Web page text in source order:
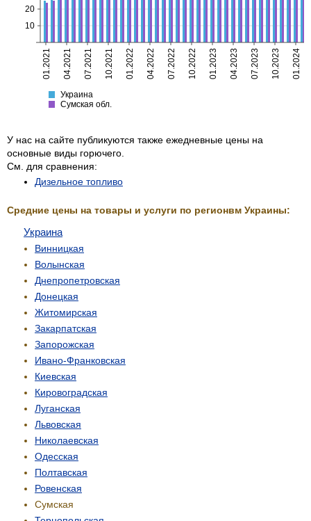
Украина
Сумская
01.2021 04.2021 07.2021 10.2021 01.2022 04.2022 07.2022 10.2022 01.2023 04.2023 07.2023 10.2023 01.2024
10
20
Украина
Сумская обл.
У нас на сайте публикуются также ежедневные цены на
основные виды горючего.
См. для сравнения:
Дизельное топливо
Средние цены на товары и услуги по регионвм Украины:
Украина
Винницкая
Волынская
Днепропетровская
Донецкая
Житомирская
Закарпатская
Запорожская
Ивано-Франковская
Киевская
Кировоградская
Луганская
Львовская
Николаевская
Одесская
Полтавская
Ровенская
Сумская